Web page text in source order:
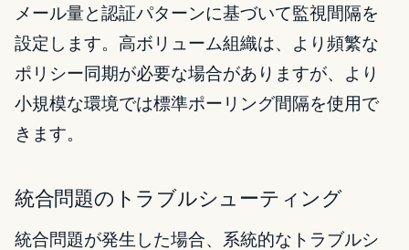
メール量と認証パターンに基づいて監視間隔を
設定します。高ボリューム組織は、より頻繁な
ポリシー同期が必要な場合がありますが、より
小規模な環境では標準ポーリング間隔を使用で
きます。
統合問題のトラブルシューティング
統合問題が発生した場合、系統的なトラブルシ